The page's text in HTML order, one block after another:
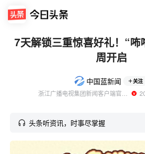
7天解锁三重惊喜好礼！“咘
周开启
中国蓝新闻 关注
头条听资讯，时事尽掌握